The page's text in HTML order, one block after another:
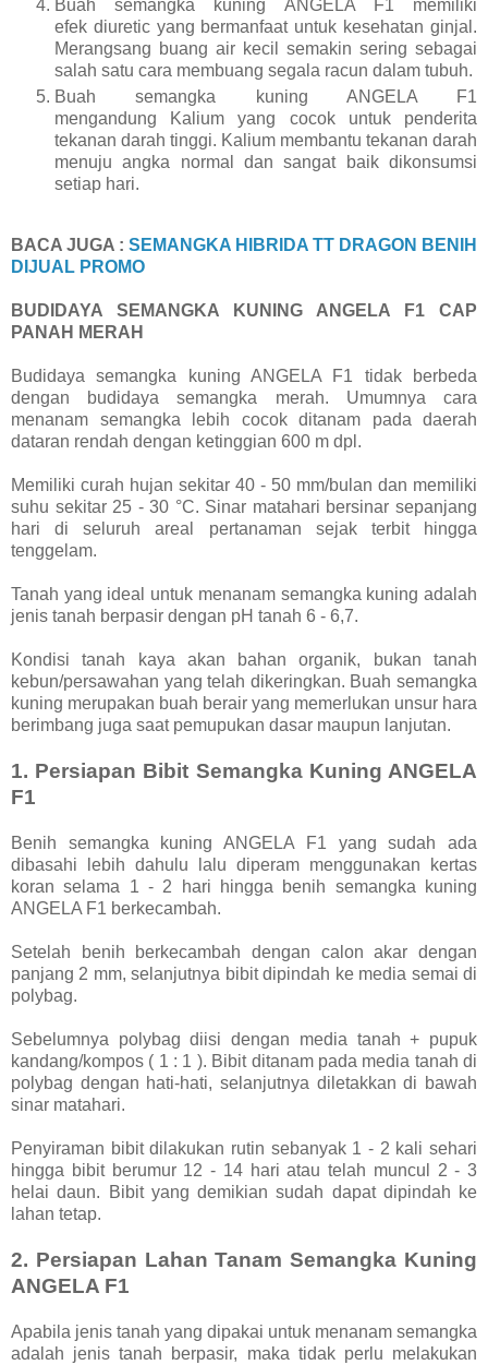
Buah semangka kuning ANGELA F1 memiliki
efek diuretic yang bermanfaat untuk kesehatan ginjal.
Merangsang buang air kecil semakin sering sebagai
salah satu cara membuang segala racun dalam tubuh.
Buah semangka kuning ANGELA F1
mengandung Kalium yang cocok untuk penderita
tekanan darah tinggi. Kalium membantu tekanan darah
menuju angka normal dan sangat baik dikonsumsi
setiap hari.
BACA JUGA : SEMANGKA HIBRIDA TT DRAGON BENIH
DIJUAL PROMO
BUDIDAYA SEMANGKA KUNING ANGELA F1 CAP
PANAH MERAH
Budidaya semangka kuning ANGELA F1 tidak berbeda
dengan budidaya semangka merah. Umumnya cara
menanam semangka lebih cocok ditanam pada daerah
dataran rendah dengan ketinggian 600 m dpl.
Memiliki curah hujan sekitar 40 - 50 mm/bulan dan memiliki
suhu sekitar 25 - 30 °C. Sinar matahari bersinar sepanjang
hari di seluruh areal pertanaman sejak terbit hingga
tenggelam.
Tanah yang ideal untuk menanam semangka kuning adalah
jenis tanah berpasir dengan pH tanah 6 - 6,7.
Kondisi tanah kaya akan bahan organik, bukan tanah
kebun/persawahan yang telah dikeringkan. Buah semangka
kuning merupakan buah berair yang memerlukan unsur hara
berimbang juga saat pemupukan dasar maupun lanjutan.
1. Persiapan Bibit Semangka Kuning ANGELA
F1
Benih semangka kuning ANGELA F1 yang sudah ada
dibasahi lebih dahulu lalu diperam menggunakan kertas
koran selama 1 - 2 hari hingga benih semangka kuning
ANGELA F1 berkecambah.
Setelah benih berkecambah dengan calon akar dengan
panjang 2 mm, selanjutnya bibit dipindah ke media semai di
polybag.
Sebelumnya polybag diisi dengan media tanah + pupuk
kandang/kompos ( 1 : 1 ). Bibit ditanam pada media tanah di
polybag dengan hati-hati, selanjutnya diletakkan di bawah
sinar matahari.
Penyiraman bibit dilakukan rutin sebanyak 1 - 2 kali sehari
hingga bibit berumur 12 - 14 hari atau telah muncul 2 - 3
helai daun. Bibit yang demikian sudah dapat dipindah ke
lahan tetap.
2. Persiapan Lahan Tanam Semangka Kuning
ANGELA F1
Apabila jenis tanah yang dipakai untuk menanam semangka
adalah jenis tanah berpasir, maka tidak perlu melakukan